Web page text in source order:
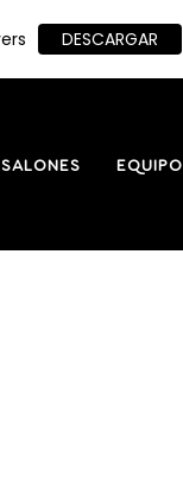
SALONES EQUIPO
DESCARGAR